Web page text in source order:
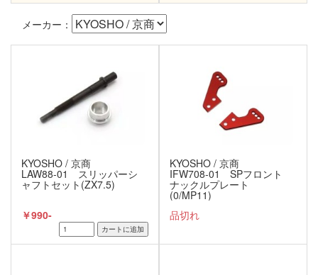
メーカー：
KYOSHO / 京商
LAW88-01 スリッパーシ
ャフトセット(ZX7.5)
￥990-
KYOSHO / 京商
IFW708-01 SPフロント
ナックルプレート
(0/MP11)
品切れ